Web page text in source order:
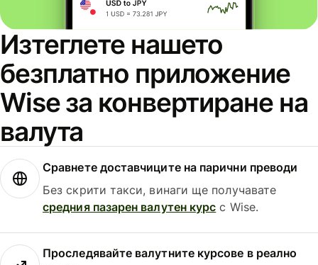
Изтеглете нашето
безплатно приложение
Wise за конвертиране на
валута
Сравнете доставчиците на парични преводи
Без скрити такси, винаги ще получавате
средния пазарен валутен курс с Wise.
Проследявайте валутните курсове в реално